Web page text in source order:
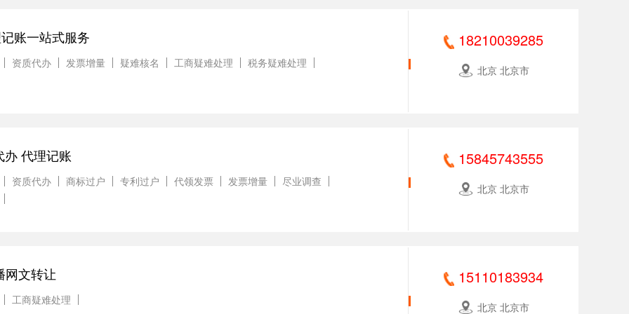
账一站式服务
资质代办 发票增量 疑难核名 工商疑难处理 税务疑难处理
18210039285
北京 北京市
代理记账
资质代办 商标过户 专利过户 代领发票 发票增量 尽业调查
15845743555
北京 北京市
网文转让
工商疑难处理
15110183934
北京 北京市